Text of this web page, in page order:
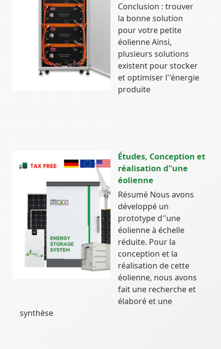
Conclusion : trouver
la bonne solution
pour votre petite
éolienne Ainsi,
plusieurs solutions
existent pour stocker
et optimiser l''énergie
produite
Études, Conception et
réalisation d''une
éolienne
Résumé Nous avons
développé un
prototype d''une
éolienne à échelle
réduite. Pour la
conception et la
réalisation de cette
éolienne, nous avons
fait une recherche et
élaboré et une
synthèse